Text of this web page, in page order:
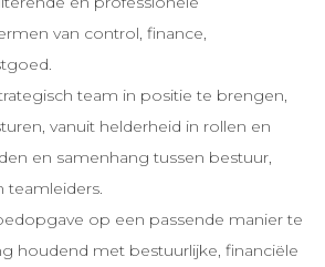
van control, finance,
team in positie te brengen,
vanuit helderheid in rollen en
en samenhang tussen bestuur,
teamleiders.
op een passende manier te
houdend met bestuurlijke, financiële